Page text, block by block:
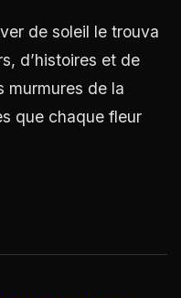
de soleil le trouva
d’histoires et de
murmures de la
que chaque fleur